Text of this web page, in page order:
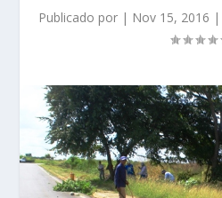
Publicado por | Nov 15, 2016 |